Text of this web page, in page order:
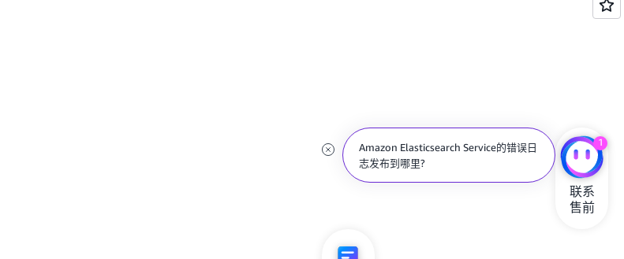
Amazon Elasticsearch Service的错误日
志发布到哪里?
1
联系
售前